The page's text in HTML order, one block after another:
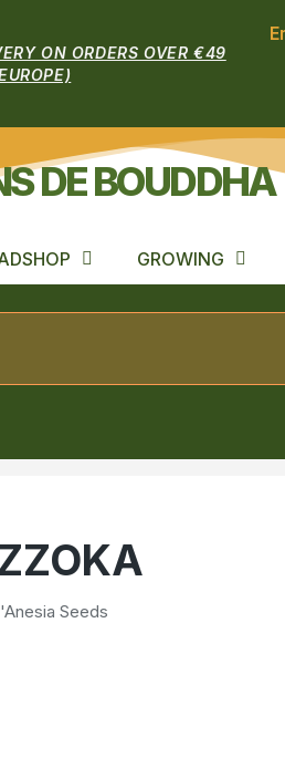
ON ORDERS OVER €49
DE BOUDDHA
GROWING
Seeds